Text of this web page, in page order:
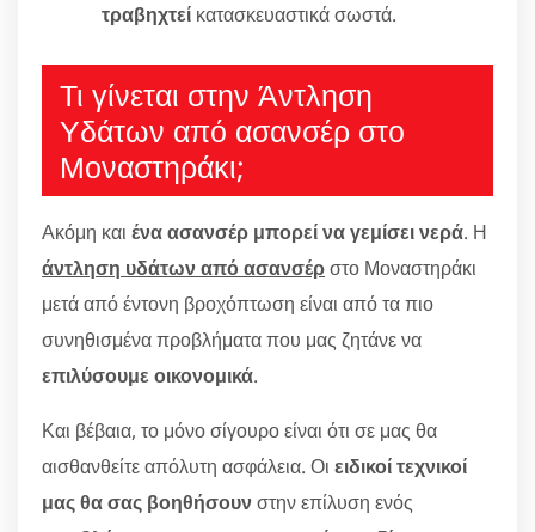
τραβηχτεί κατασκευαστικά σωστά.
Τι γίνεται στην Άντληση
Υδάτων από ασανσέρ στο
Μοναστηράκι;
Ακόμη και ένα ασανσέρ μπορεί να γεμίσει νερά. Η
άντληση υδάτων από ασανσέρστο Μοναστηράκι
μετά από έντονη βροχόπτωση είναι από τα πιο
συνηθισμένα προβλήματα που μας ζητάνε να
επιλύσουμε οικονομικά.
Και βέβαια, το μόνο σίγουρο είναι ότι σε μας θα
αισθανθείτε απόλυτη ασφάλεια. Οι ειδικοί τεχνικοί
μας θα σας βοηθήσουνστην επίλυση ενός